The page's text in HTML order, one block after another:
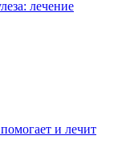
лечение
и лечит